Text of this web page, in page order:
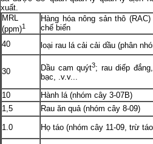
xuất.
MRL
(ppm)1
Hàng hóa nông sản thô
chế biến
40
loại rau lá cải cải dầu (phân
30 Dầu cam quýt3; rau diếp
bạc, .v.v...
10
Hành lá (nhóm cây 3-07B)
1,5
Rau ăn quả (nhóm cây 8-09)
1.0 Họ táo (nhóm cây 11-09, trừ